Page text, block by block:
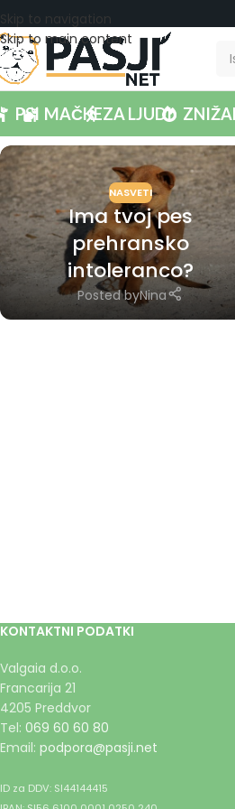
Skip to navigation
Skip to main content
PSI MAČKEZA LJUDI
NASVETI
Ima tvoj pes
prehransko
intoleranco?
Posted byNina
KONTAKTNI PODATKI
Valgaia d.o.o.
Francarija 21
4205 Preddvor
Tel: 069 60 60 80
Email: podpora@pasji.net
ID za DDV: SI44144415